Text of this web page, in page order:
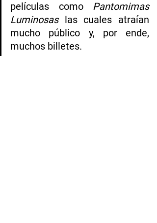
películas como Pantomimas
Luminosas las cuales atraían
mucho público y, por ende,
muchos billetes.